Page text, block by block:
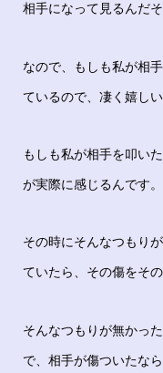
相手になって見るんだそ
なので、もしも私が相
ているので、凄く嬉し
もしも私が相手を叩い
が実際に感じるんです。
その時にそんなつもり
ていたら、その傷をそ
そんなつもりが無かっ
で、相手が傷ついたな